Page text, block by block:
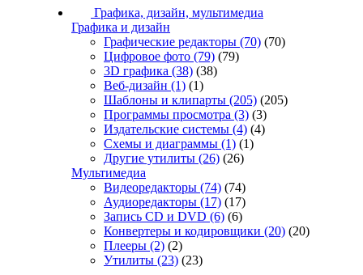
Графика, дизайн, мультимедиа
Графика и дизайн
Графические редакторы (70) (70)
Цифровое фото (79) (79)
3D графика (38) (38)
Веб-дизайн (1) (1)
Шаблоны и клипарты (205) (205)
Программы просмотра (3) (3)
Издательские системы (4) (4)
Схемы и диаграммы (1) (1)
Другие утилиты (26) (26)
Мультимедиа
Видеоредакторы (74) (74)
Аудиоредакторы (17) (17)
Запись CD и DVD (6) (6)
Конвертеры и кодировщики (20) (20)
Плееры (2) (2)
Утилиты (23) (23)